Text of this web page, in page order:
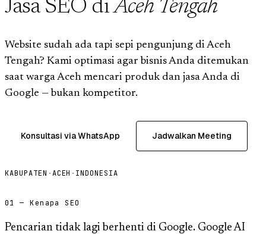
Jasa SEO diAceh Tengah
Website sudah ada tapi sepi pengunjung di Aceh
Tengah? Kami optimasi agar bisnis Anda ditemukan
saat warga Aceh mencari produk dan jasa Anda di
Google — bukan kompetitor.
Konsultasi via WhatsApp Jadwalkan Meeting
KABUPATEN ·ACEH · INDONESIA
01 — Kenapa SEO
Pencarian tidak lagi berhenti di Google. Google AI